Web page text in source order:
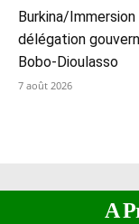
Burkina/
délégation
Bobo-Dioulasso
7 août 2026
A